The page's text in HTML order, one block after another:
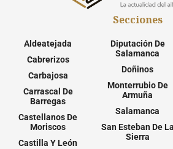
Secciones
Aldeatejada
Cabrerizos
Carbajosa
Carrascal De
Barregas
Castellanos De
Moriscos
Castilla Y León
Diputación De
Salamanca
Doñinos
Monterrubio De
Armuña
Salamanca
San Esteban De La
Sierra